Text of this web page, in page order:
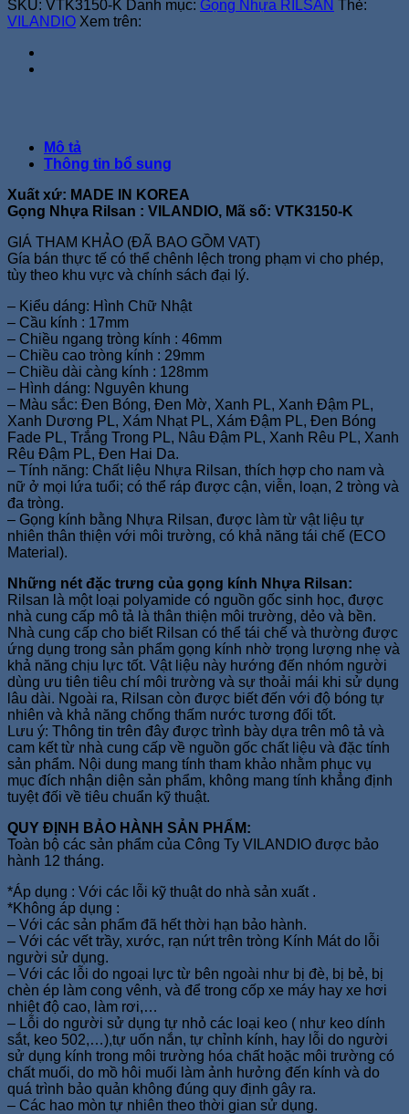
SKU: VTK3150-K Danh mục: Gọng Nhựa RILSAN Thẻ:
VILANDIO Xem trên:
Mô tả
Thông tin bổ sung
Xuất xứ: MADE IN KOREA
Gọng Nhựa Rilsan : VILANDIO, Mã số: VTK3150-K
GIÁ THAM KHẢO (ĐÃ BAO GỒM VAT)
Gía bán thực tế có thể chênh lệch trong phạm vi cho phép,
tùy theo khu vực và chính sách đại lý.
– Kiểu dáng: Hình Chữ Nhật
– Cầu kính : 17mm
– Chiều ngang tròng kính : 46mm
– Chiều cao tròng kính : 29mm
– Chiều dài càng kính : 128mm
– Hình dáng: Nguyên khung
– Màu sắc: Đen Bóng, Đen Mờ, Xanh PL, Xanh Đậm PL,
Xanh Dương PL, Xám Nhạt PL, Xám Đậm PL, Đen Bóng
Fade PL, Trắng Trong PL, Nâu Đậm PL, Xanh Rêu PL, Xanh
Rêu Đậm PL, Đen Hai Da.
– Tính năng: Chất liệu Nhựa Rilsan, thích hợp cho nam và
nữ ở mọi lứa tuổi; có thể ráp được cận, viễn, loạn, 2 tròng và
đa tròng.
– Gọng kính bằng Nhựa Rilsan, được làm từ vật liệu tự
nhiên thân thiện với môi trường, có khả năng tái chế (ECO
Material).
Những nét đặc trưng của gọng kính Nhựa Rilsan:
Rilsan là một loại polyamide có nguồn gốc sinh học, được
nhà cung cấp mô tả là thân thiện môi trường, dẻo và bền.
Nhà cung cấp cho biết Rilsan có thể tái chế và thường được
ứng dụng trong sản phẩm gọng kính nhờ trọng lượng nhẹ và
khả năng chịu lực tốt. Vật liệu này hướng đến nhóm người
dùng ưu tiên tiêu chí môi trường và sự thoải mái khi sử dụng
lâu dài. Ngoài ra, Rilsan còn được biết đến với độ bóng tự
nhiên và khả năng chống thấm nước tương đối tốt.
Lưu ý: Thông tin trên đây được trình bày dựa trên mô tả và
cam kết từ nhà cung cấp về nguồn gốc chất liệu và đặc tính
sản phẩm. Nội dung mang tính tham khảo nhằm phục vụ
mục đích nhận diện sản phẩm, không mang tính khẳng định
tuyệt đối về tiêu chuẩn kỹ thuật.
QUY ĐỊNH BẢO HÀNH SẢN PHẨM:
Toàn bộ các sản phẩm của Công Ty VILANDIO được bảo
hành 12 tháng.
*Áp dụng : Với các lỗi kỹ thuật do nhà sản xuất .
*Không áp dụng :
– Với các sản phẩm đã hết thời hạn bảo hành.
– Với các vết trầy, xước, rạn nứt trên tròng Kính Mát do lỗi
người sử dụng.
– Với các lỗi do ngoại lực từ bên ngoài như bị đè, bị bẻ, bị
chèn ép làm cong vênh, và để trong cốp xe máy hay xe hơi
nhiệt độ cao, làm rơi,…
– Lỗi do người sử dụng tự nhỏ các loại keo ( như keo dính
sắt, keo 502,…),tự uốn nắn, tự chỉnh kính, hay lỗi do người
sử dụng kính trong môi trường hóa chất hoặc môi trường có
chất muối, do mồ hôi muối làm ảnh hưởng đến kính và do
quá trình bảo quản không đúng quy định gây ra.
– Các hao mòn tự nhiên theo thời gian sử dụng.